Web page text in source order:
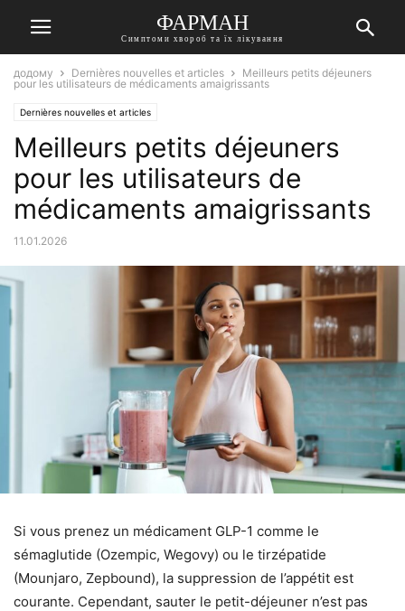
ФАРМАН
Симптоми хвороб та їх лікування
додому Dernières nouvelles et articles
Meilleurs petits déjeuners
pour les utilisateurs de médicaments amaigrissants
Dernières nouvelles et articles
Meilleurs petits déjeuners
pour les utilisateurs de
médicaments amaigrissants
11.01.2026
Si vous prenez un médicament GLP-1 comme le
sémaglutide (Ozempic, Wegovy) ou le tirzépatide
(Mounjaro, Zepbound), la suppression de l’appétit est
courante. Cependant, sauter le petit-déjeuner n’est pas